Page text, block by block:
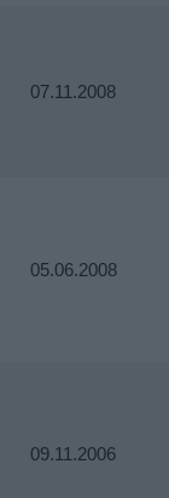
07.11.2008
05.06.2008
09.11.2006